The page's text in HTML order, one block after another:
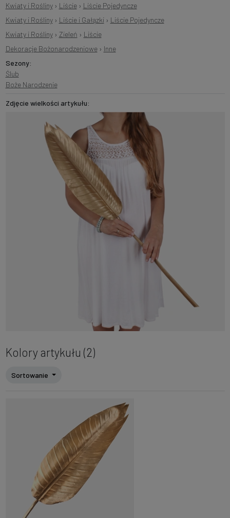
Kwiaty i Rośliny› Liście› Liście Pojedyncze
Kwiaty i Rośliny› Liście i Gałązki› Liście Pojedyncze
Kwiaty i Rośliny› Zieleń › Liście
Dekoracje Bożonarodzeniowe› Inne
Sezony:
Ślub
Boże Narodzenie
Zdjęcie wielkości artykułu:
Kolory artykułu (2)
Sortowanie